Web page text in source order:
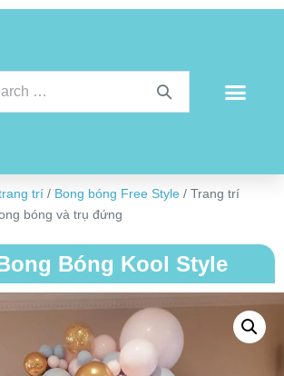
trí / Bong bóng Free Style / Trang trí
bóng và trụ đứng
Bóng Kool Style